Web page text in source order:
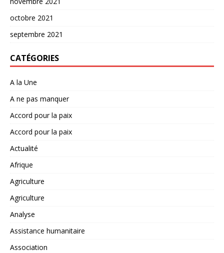
octobre 2021
septembre 2021
CATÉGORIES
A la Une
A ne pas manquer
Accord pour la paix
Accord pour la paix
Actualité
Afrique
Agriculture
Agriculture
Analyse
Assistance humanitaire
Association